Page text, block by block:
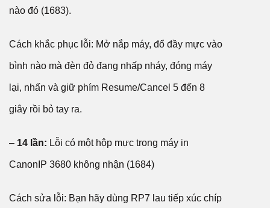
nào đó (1683).
Cách khắc phục lỗi: Mở nắp máy, đổ đầy mực vào
bình nào mà đèn đỏ đang nhấp nháy, đóng máy
lại, nhấn và giữ phím Resume/Cancel 5 đến 8
giây rồi bỏ tay ra.
– 14 lần: Lỗi có một hộp mực trong máy in
CanonIP 3680 không nhận (1684)
Cách sửa lỗi: Bạn hãy dùng RP7 lau tiếp xúc chíp